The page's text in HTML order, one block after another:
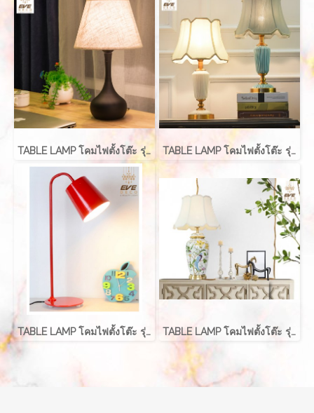
TABLE LAMP โคมไฟตั้งโต๊ะ รุ่น EVE-00212 TABLE LAMP โคมไฟตั้งโต๊ะ รุ่น EVE-00239
TABLE LAMP โคมไฟตั้งโต๊ะ รุ่น EVE-00215 TABLE LAMP โคมไฟตั้งโต๊ะ รุ่น EVE-00227